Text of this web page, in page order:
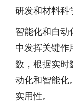
研发和材料科
智能化和自动
中发挥关键作
数，根据实时
动化和智能化
实用性。